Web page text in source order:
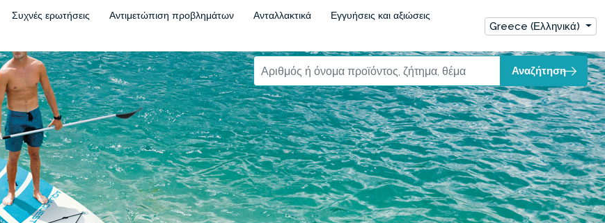
Συχνές ερωτήσεις Αντιμετώπιση προβλημάτων Ανταλλακτικά
Εγγυήσεις και αξιώσεις
Greece (Ελληνικά)
Αναζήτηση